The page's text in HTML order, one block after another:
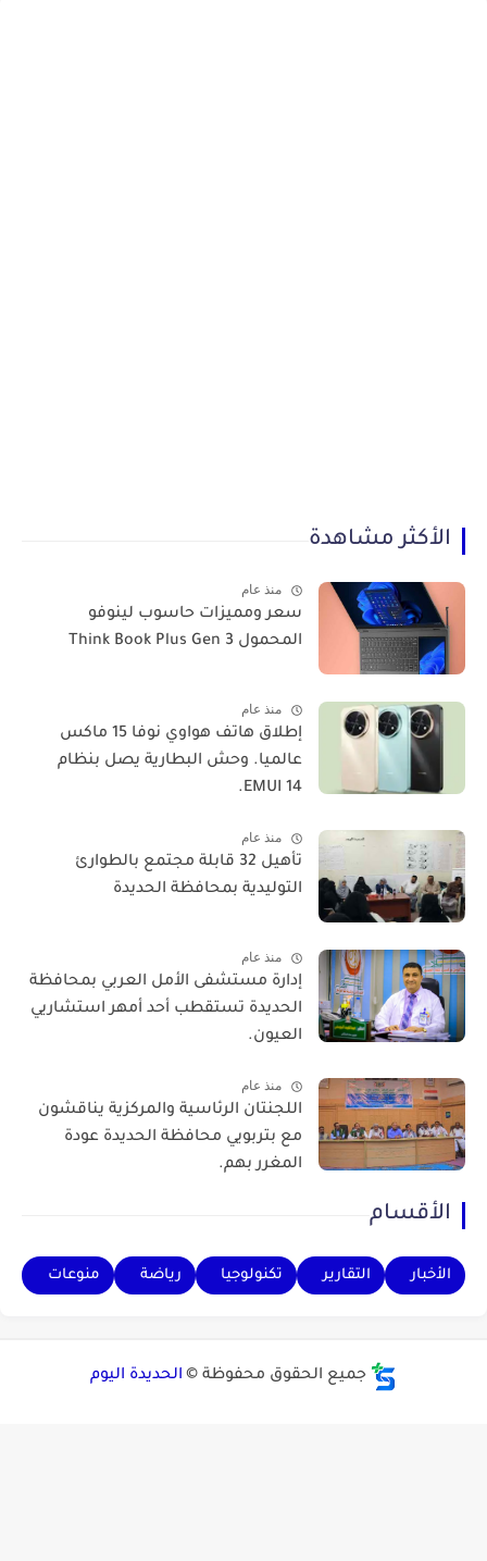
الأكثر مشاهدة
منذ عام
سعر ومميزات حاسوب لينوفو
المحمول Think Book Plus Gen 3
منذ عام
​إطلاق هاتف هواوي نوفا 15 ماكس
عالميا. وحش البطارية يصل بنظام
EMUI 14.
منذ عام
تأهيل 32 قابلة مجتمع بالطوارئ
التوليدية بمحافظة الحديدة
منذ عام
إدارة مستشفى الأمل العربي بمحافظة
الحديدة تستقطب أحد أمهر استشاريي
العيون.
منذ عام
اللجنتان الرئاسية والمركزية يناقشون
مع بتربويي محافظة الحديدة عودة
المغرر بهم.
الأقسام
الأخبار التقارير تكنولوجيا رياضة منوعات
جميع الحقوق محفوظة © الحديدة اليوم